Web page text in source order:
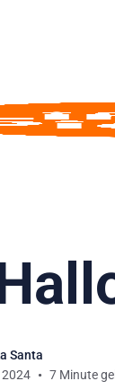
10
Santa
2024
7 Minute